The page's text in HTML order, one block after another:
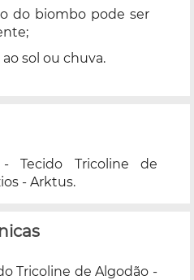
do biombo pode ser
sol ou chuva.
Tecido Tricoline de
- Arktus.
Tricoline de Algodão -